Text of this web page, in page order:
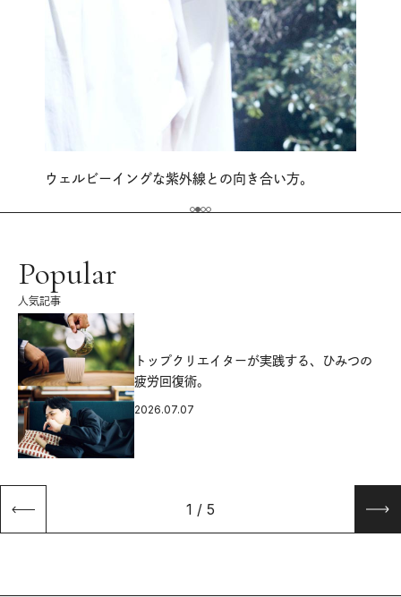
ウェルビーイングな紫外線との向き合い方。
Popular
人気記事
トップクリエイターが実践する、ひみつの
疲労回復術。
2026.07.07
1 / 5